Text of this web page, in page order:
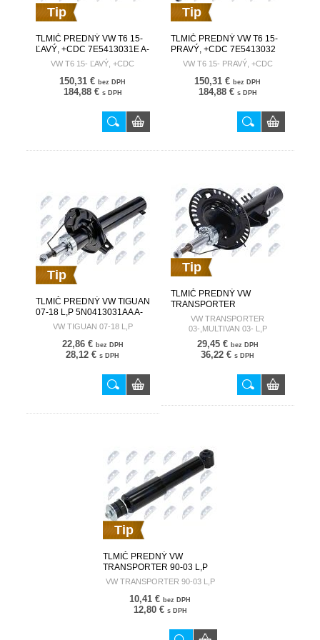
Tip
TLMIČ PREDNÝ VW T6 15-
ĽAVÝ, +CDC 7E5413031E A-
WW-005
VW T6 15- ĽAVÝ, +CDC
150,31 € bez DPH
184,88 € s DPH
Tip
TLMIČ PREDNÝ VW T6 15-
PRAVÝ, +CDC 7E5413032
A-WW-006
VW T6 15- PRAVÝ, +CDC
150,31 € bez DPH
184,88 € s DPH
Tip
TLMIČ PREDNÝ VW TIGUAN
07-18 L,P 5N0413031AA A-
WW-030
VW TIGUAN 07-18 L,P
22,86 € bez DPH
28,12 € s DPH
Tip
TLMIČ PREDNÝ VW
TRANSPORTER
03-,MULTIVAN 03- L,P
7H0413031D A-WW-022
VW TRANSPORTER
03-,MULTIVAN 03- L,P
29,45 € bez DPH
36,22 € s DPH
Tip
TLMIČ PREDNÝ VW
TRANSPORTER 90-03 L,P
701513031Q A-WW-019
VW TRANSPORTER 90-03 L,P
10,41 € bez DPH
12,80 € s DPH